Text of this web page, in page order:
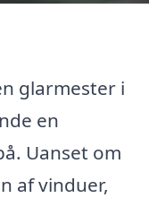
glarmester i
en
Uanset om
af vinduer,